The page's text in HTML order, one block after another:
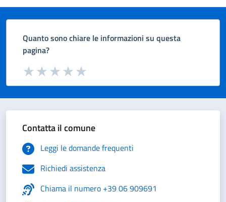
Quanto sono chiare le informazioni su questa
pagina?
Valuta da 1 a 5 stelle la pagina
Valuta 5 stelle su 5
Valuta 4 stelle su 5
Valuta 3 stelle su 5
Valuta 2 stelle su 5
Valuta 1 stelle su 5
Contatta il comune
Leggi le domande frequenti
Richiedi assistenza
Chiama il numero +39 06 909691